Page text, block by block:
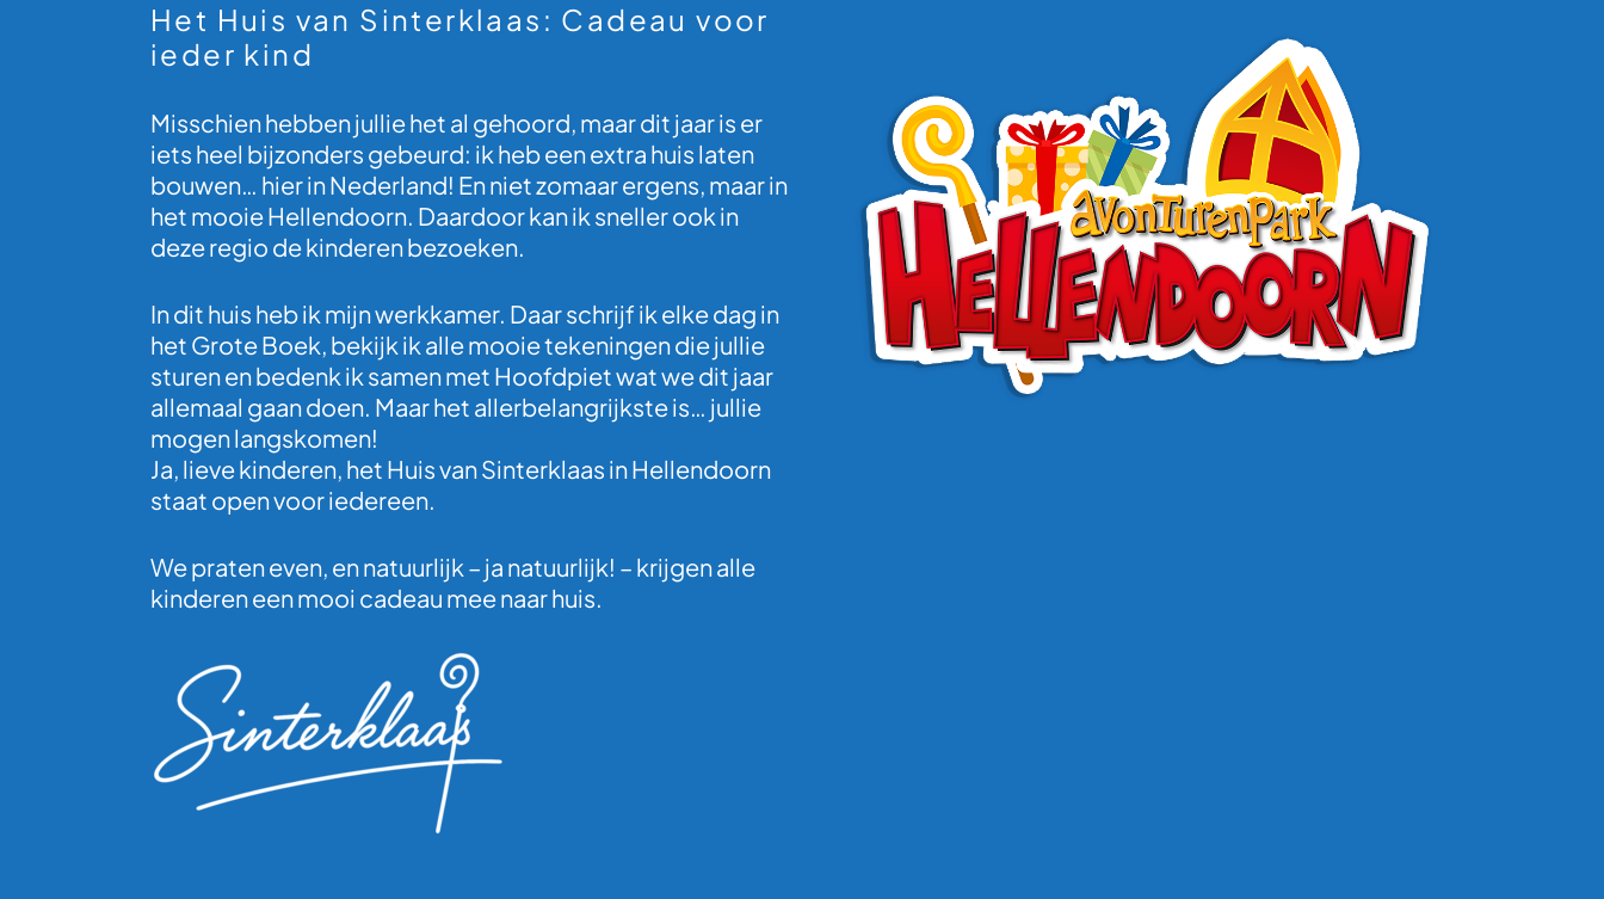
Het Huis van Sinterklaas: Cadeau voor
ieder kind
Misschien hebben jullie het al gehoord, maar dit jaar is er
iets heel bijzonders gebeurd: ik heb een extra huis laten
bouwen… hier in Nederland! En niet zomaar ergens, maar in
het mooie Hellendoorn. Daardoor kan ik sneller ook in
deze regio de kinderen bezoeken.
In dit huis heb ik mijn werkkamer. Daar schrijf ik elke dag in
het Grote Boek, bekijk ik alle mooie tekeningen die jullie
sturen en bedenk ik samen met Hoofdpiet wat we dit jaar
allemaal gaan doen. Maar het allerbelangrijkste is… jullie
mogen langskomen!
Ja, lieve kinderen, het Huis van Sinterklaas in Hellendoorn
staat open voor iedereen.
We praten even, en natuurlijk – ja natuurlijk! – krijgen alle
kinderen een mooi cadeau mee naar huis.